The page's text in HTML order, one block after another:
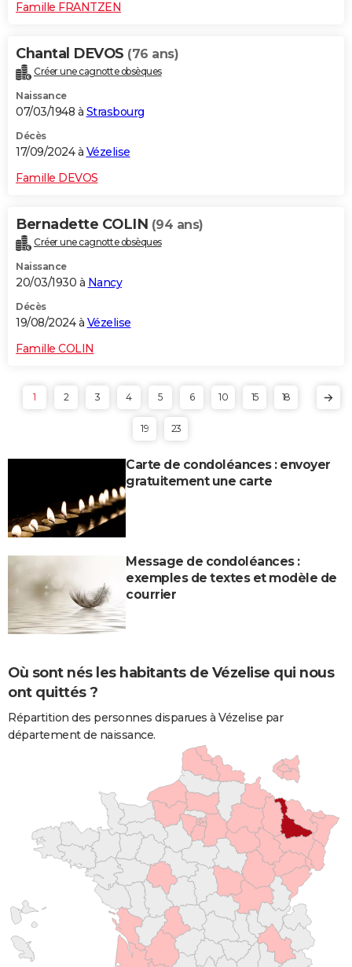
Famille FRANTZEN
Chantal DEVOS (76 ans)
Créer une cagnotte obsèques
Naissance
07/03/1948 à Strasbourg
Décès
17/09/2024 à Vézelise
Famille DEVOS
Bernadette COLIN (94 ans)
Créer une cagnotte obsèques
Naissance
20/03/1930 à Nancy
Décès
19/08/2024 à Vézelise
Famille COLIN
1 2 3 4 5 6 10 15 18
19 23
Carte de condoléances : envoyer
gratuitement une carte
Message de condoléances :
exemples de textes et modèle de
courrier
Où sont nés les habitants de Vézelise qui nous
ont quittés ?
Répartition des personnes disparues à Vézelise par
département de naissance.